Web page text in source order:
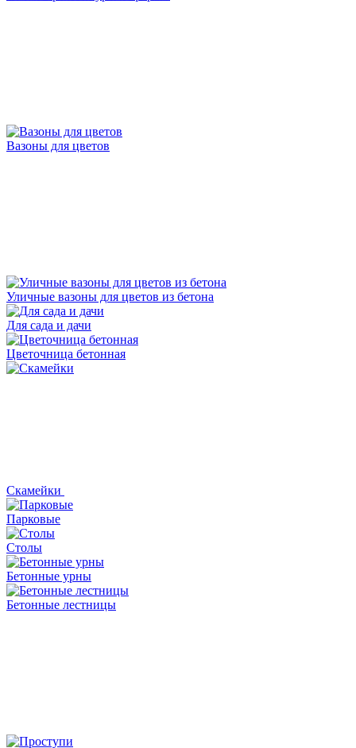
Вазоны для цветов
Уличные вазоны для цветов из бетона
Для сада и дачи
Цветочница бетонная
Скамейки
Парковые
Столы
Бетонные урны
Бетонные лестницы